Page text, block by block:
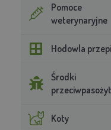
Pomoce
weterynaryjne
Hodowla
Środki
Koty